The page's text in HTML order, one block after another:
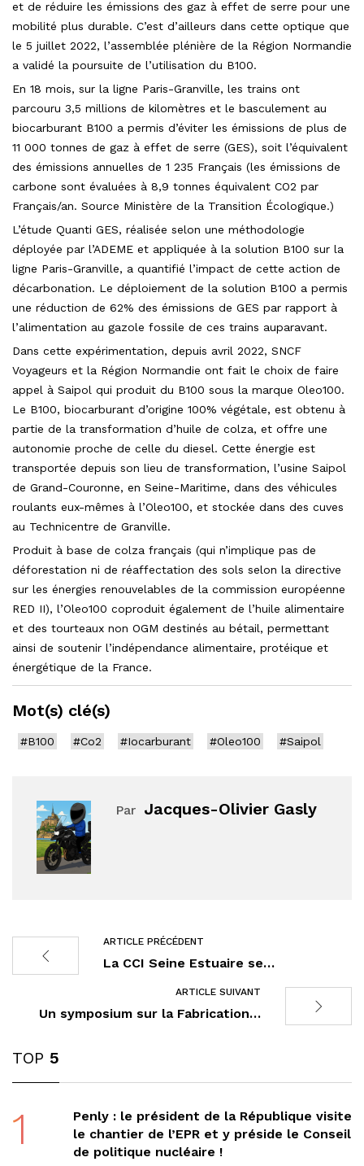
et de réduire les émissions des gaz à effet de serre pour une
mobilité plus durable. C’est d’ailleurs dans cette optique que
le 5 juillet 2022, l’assemblée plénière de la Région Normandie
a validé la poursuite de l’utilisation du B100.
En 18 mois, sur la ligne Paris-Granville, les trains ont
parcouru 3,5 millions de kilomètres et le basculement au
biocarburant B100 a permis d’éviter les émissions de plus de
11 000 tonnes de gaz à effet de serre (GES), soit l’équivalent
des émissions annuelles de 1 235 Français (les émissions de
carbone sont évaluées à 8,9 tonnes équivalent CO2 par
Français/an. Source Ministère de la Transition Écologique.)
L’étude Quanti GES, réalisée selon une méthodologie
déployée par l’ADEME et appliquée à la solution B100 sur la
ligne Paris-Granville, a quantifié l’impact de cette action de
décarbonation. Le déploiement de la solution B100 a permis
une réduction de 62% des émissions de GES par rapport à
l’alimentation au gazole fossile de ces trains auparavant.
Dans cette expérimentation, depuis avril 2022, SNCF
Voyageurs et la Région Normandie ont fait le choix de faire
appel à Saipol qui produit du B100 sous la marque Oleo100.
Le B100, biocarburant d’origine 100% végétale, est obtenu à
partie de la transformation d’huile de colza, et offre une
autonomie proche de celle du diesel. Cette énergie est
transportée depuis son lieu de transformation, l’usine Saipol
de Grand-Couronne, en Seine-Maritime, dans des véhicules
roulants eux-mêmes à l’Oleo100, et stockée dans des cuves
au Technicentre de Granville.
Produit à base de colza français (qui n’implique pas de
déforestation ni de réaffectation des sols selon la directive
sur les énergies renouvelables de la commission européenne
RED II), l’Oleo100 coproduit également de l’huile alimentaire
et des tourteaux non OGM destinés au bétail, permettant
ainsi de soutenir l’indépendance alimentaire, protéique et
énergétique de la France.
Mot(s) clé(s)
#B100 #Co2 #Iocarburant #Oleo100 #Saipol
Par Jacques-Olivier Gasly
ARTICLE PRÉCÉDENT
La CCI Seine Estuaire se…
ARTICLE SUIVANT
Un symposium sur la Fabrication…
TOP 5
1
Penly : le président de la République visite
le chantier de l’EPR et y préside le Conseil
de politique nucléaire !